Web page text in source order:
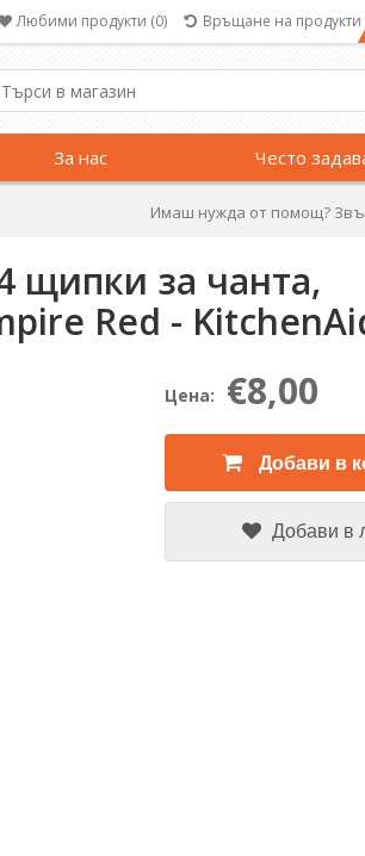
Любими продукти (0) Връщане на продукти
За нас Често
Имаш нужда от помощ?
щипки за чанта,
Red -
Цена: €8,00
Добави в
Добави в